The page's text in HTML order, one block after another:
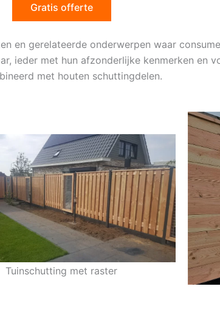
Gratis offerte
en gerelateerde onderwerpen waar
ieder met hun afzonderlijke kenmerken en
met houten schuttingdelen.
Tuinschutting met raster